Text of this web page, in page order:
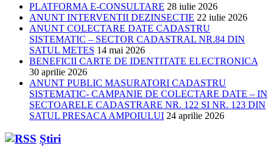
PLATFORMA E-CONSULTARE 28 iulie 2026
ANUNT INTERVENTII DEZINSECTIE 22 iulie 2026
ANUNT COLECTARE DATE CADASTRU
SISTEMATIC – SECTOR CADASTRAL NR.84 DIN
SATUL METES 14 mai 2026
BENEFICII CARTE DE IDENTITATE ELECTRONICA
30 aprilie 2026
ANUNT PUBLIC MASURATORI CADASTRU
SISTEMATIC- CAMPANIE DE COLECTARE DATE – IN
SECTOARELE CADASTRARE NR. 122 SI NR. 123 DIN
SATUL PRESACA AMPOIULUI 24 aprilie 2026
Știri